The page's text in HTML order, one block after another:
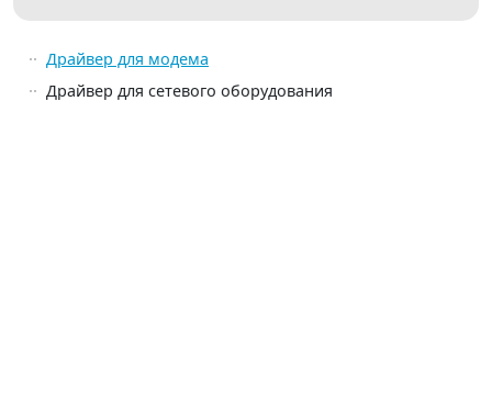
Драйвер для модема
Драйвер для сетевого оборудования